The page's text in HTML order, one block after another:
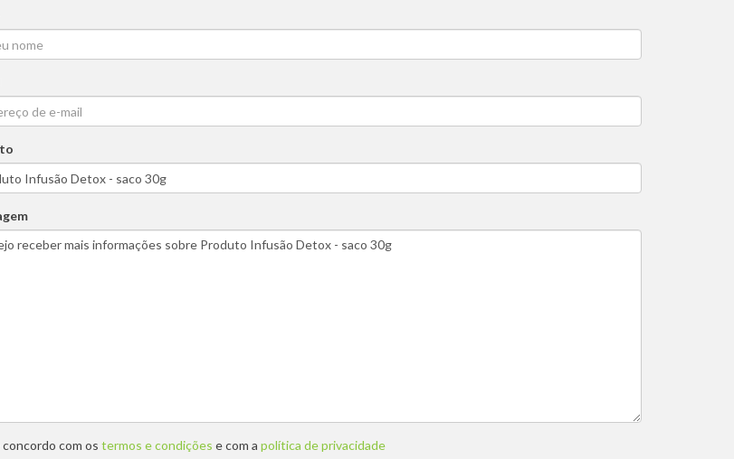
concordo com os termos e condições e com a política de privacidade